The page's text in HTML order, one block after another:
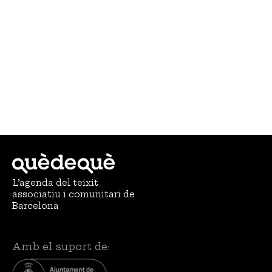
L’agenda del teixit
associatiu i comunitari de
Barcelona
Amb el suport de: